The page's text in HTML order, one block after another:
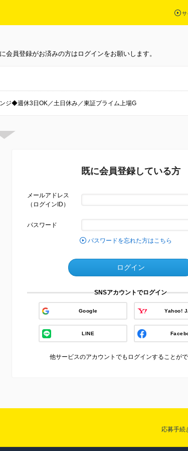
サ
員登録がお済みの方はログインをお願いします。
ジ◆週休3日OK／土日休み／東証プライム上場G
既に会員登録している方
メールアドレス
（ログインID）
パスワード
パスワードを忘れた方はこちら
ログイン
SNSアカウントでログイン
Google Yahoo!
LINE
他サービスのアカウントでもログインすることがで
応募手続